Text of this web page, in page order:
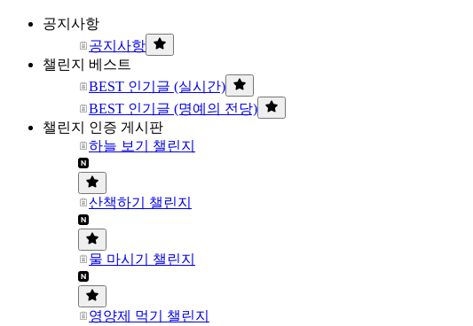
공지사항
공지사항
챌린지 베스트
BEST 인기글 (실시간)
BEST 인기글 (명예의 전당)
챌린지 인증 게시판
하늘 보기 챌린지
산책하기 챌린지
물 마시기 챌린지
영양제 먹기 챌린지